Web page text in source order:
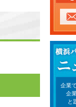
企業
企
と